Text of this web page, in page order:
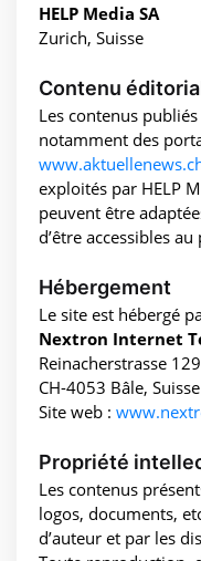
HELP Media SA
Zurich, Suisse
Contenu
Les contenus
notamment des
exploités par HELP
peuvent être
d’être accessibles
Hébergement
Le site est hébergé
Nextron Internet
Reinacherstrasse 129
CH-4053 Bâle, Suisse
Site web :
Propriété
Les contenus
logos, documents,
d’auteur et par les